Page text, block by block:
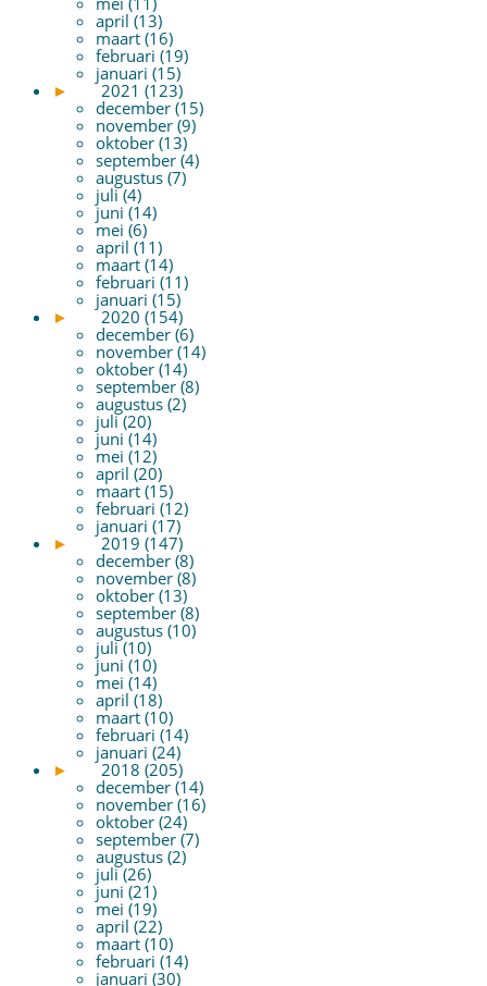
april (13)
maart (16)
februari (19)
januari (15)
►
2021 (123)
december (15)
november (9)
oktober (13)
september (4)
augustus (7)
juli (4)
juni (14)
mei (6)
april (11)
maart (14)
februari (11)
januari (15)
►
2020 (154)
december (6)
november (14)
oktober (14)
september (8)
augustus (2)
juli (20)
juni (14)
mei (12)
april (20)
maart (15)
februari (12)
januari (17)
►
2019 (147)
december (8)
november (8)
oktober (13)
september (8)
augustus (10)
juli (10)
juni (10)
mei (14)
april (18)
maart (10)
februari (14)
januari (24)
►
2018 (205)
december (14)
november (16)
oktober (24)
september (7)
augustus (2)
juli (26)
juni (21)
mei (19)
april (22)
maart (10)
februari (14)
januari (30)